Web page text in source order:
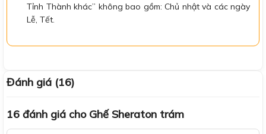
Tỉnh Thành khác” không bao gồm: Chủ nhật và các ngày
Lễ, Tết.
Đánh giá (16)
16 đánh giá cho Ghế Sheraton trám